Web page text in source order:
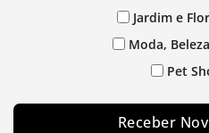
Jardim e
Moda,
Pet
Receber